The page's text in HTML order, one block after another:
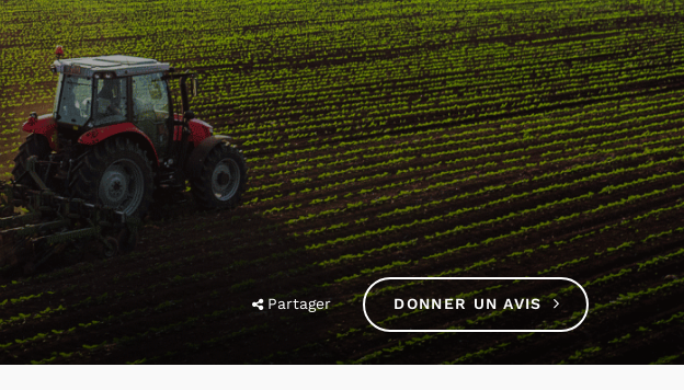
Partager DONNER UN AVIS